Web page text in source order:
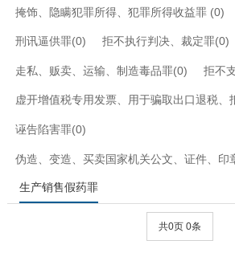
掩饰、隐瞒犯罪所得、犯罪所得收益罪 (0)
刑讯逼供罪(0) 拒不执行判决、裁定罪(0)
走私、贩卖、运输、制造毒品罪(0) 拒不
虚开增值税专用发票、用于骗取出口退税、
诬告陷害罪(0)
伪造、变造、买卖国家机关公文、证件、印
生产销售假药罪
共0页 0条